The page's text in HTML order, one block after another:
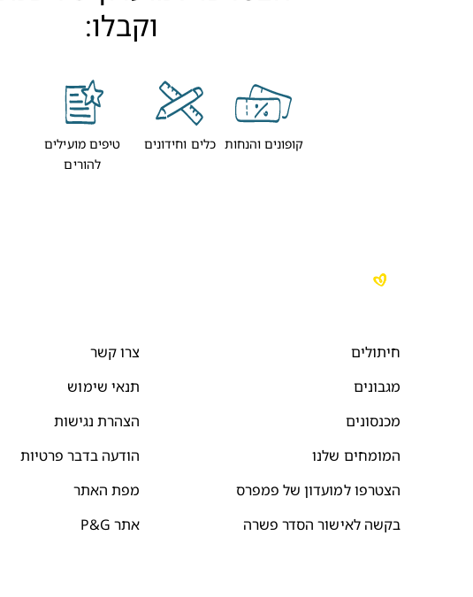
וקבלו:
קופונים והנחות כלים וחידונים
טיפים מועילים
להורים
חיתולים
מגבונים
מכנסונים
המומחים שלנו
הצטרפו למועדון של פמפרס
בקשה לאישור הסדר פשרה
צרו קשר
תנאי שימוש
הצהרת נגישות
הודעה בדבר פרטיות
מפת האתר
אתר P&G